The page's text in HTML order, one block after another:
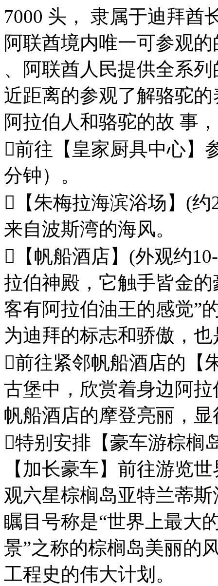
7000 头， 隶属于迪拜酋
阿联酋境内唯一可参观
、阿联酋人民提供全系
近距离的参观了解骆驼
阿拉伯人和骆驼的故 事
前往【皇家厨具中心】
分钟）。
【朱梅拉海滨浴场】(
来自波斯湾的海风。
【帆船酒店】(外观约
拉伯神殿，它触手皆金
客有阿拉伯油王的感觉”
为迪拜的标志和骄傲，
前往紧邻帆船酒店的【
古堡中，欣赏着身边阿
帆船酒店的摩登亮丽，
特别安排【豪车游棕榈
【加长豪车】前往游览
观六星棕榈岛亚特兰蒂
瞩目号称是“世界上最大
景”之称的棕榈岛美丽的
工程史的伟大计划。